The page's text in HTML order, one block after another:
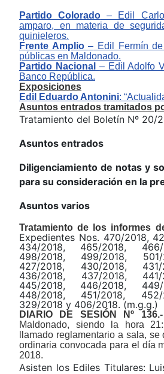
Partido Colorado – Edil
amparo, en materia de
quinieleros.
Frente Amplio ‒ Edil Fermín
públicas en Maldonado.
Partido Nacional – Edil Adolfo
Banco República.
Exposiciones
Edil Eduardo Antonini:
Asuntos entrados tramitados
Tratamiento del Boletín Nº 20/
Asuntos entrados
Diligenciamiento de notas y
para su consideración en la
Asuntos varios
Tratamiento de los informes
Expedientes Nos. 470/2018,
434/2018, 465/2018, 466/
498/2018, 499/2018, 501/
427/2018, 430/2018, 431/
436/2018, 437/2018, 441/
445/2018, 446/2018, 449/
448/2018, 451/2018, 452/
329/2018 y 406/2018. (m.g.g.)
DIARIO DE SESIÓN Nº 136.-
Maldonado, siendo la hora
llamado reglamentario a sala,
ordinaria convocada para el día
2018.
Asisten los Ediles Titulares: